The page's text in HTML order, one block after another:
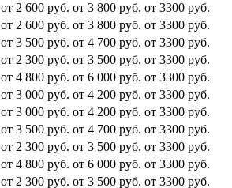
от 2 600 руб. от 3 800 руб. от 3300 руб.
от 2 600 руб. от 3 800 руб. от 3300 руб.
от 3 500 руб. от 4 700 руб. от 3300 руб.
от 2 300 руб. от 3 500 руб. от 3300 руб.
от 4 800 руб. от 6 000 руб. от 3300 руб.
от 3 000 руб. от 4 200 руб. от 3300 руб.
от 3 000 руб. от 4 200 руб. от 3300 руб.
от 3 500 руб. от 4 700 руб. от 3300 руб.
от 2 300 руб. от 3 500 руб. от 3300 руб.
от 4 800 руб. от 6 000 руб. от 3300 руб.
от 2 300 руб. от 3 500 руб. от 3300 руб.